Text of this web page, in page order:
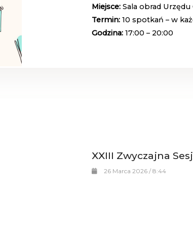
Miejsce: Sala obrad
Termin: 10 spotkań – w
Godzina: 17:00 – 20:00
XXIII Zwyczajna
26 Marca 2026 / 8:44